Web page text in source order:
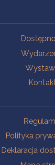
Polityka
Deklaracja